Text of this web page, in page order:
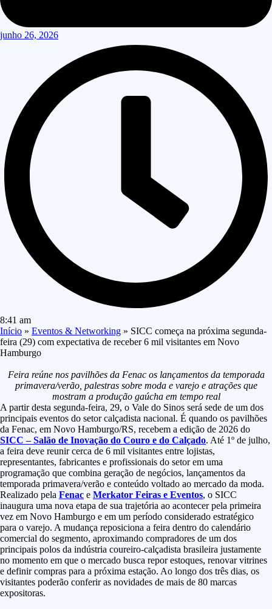
junho 26, 2026
8:41 am
Início » Eventos & Networking » SICC começa na próxima segunda-
feira (29) com expectativa de receber 6 mil visitantes em Novo
Hamburgo
Feira reúne nos pavilhões da Fenac os lançamentos da temporada
primavera/verão, palestras sobre moda e varejo e atrações que
mostram a produção gaúcha em tempo real
A partir desta segunda-feira, 29, o Vale do Sinos será sede de um dos
principais eventos do setor calçadista nacional. É quando os pavilhões
da Fenac, em Novo Hamburgo/RS, recebem a edição de 2026 do
SICC – Salão de Inovação do Couro e do Calçado. Até 1º de julho,
a feira deve reunir cerca de 6 mil visitantes entre lojistas,
representantes, fabricantes e profissionais do setor em uma
programação que combina geração de negócios, lançamentos da
temporada primavera/verão e conteúdo voltado ao mercado da moda.
Realizado pela Fenac e Merkator Feiras e Eventos, o SICC
inaugura uma nova etapa de sua trajetória ao acontecer pela primeira
vez em Novo Hamburgo e em um período considerado estratégico
para o varejo. A mudança reposiciona a feira dentro do calendário
comercial do segmento, aproximando compradores de um dos
principais polos da indústria coureiro-calçadista brasileira justamente
no momento em que o mercado busca repor estoques, renovar vitrines
e definir compras para a próxima estação. Ao longo dos três dias, os
visitantes poderão conferir as novidades de mais de 80 marcas
expositoras.